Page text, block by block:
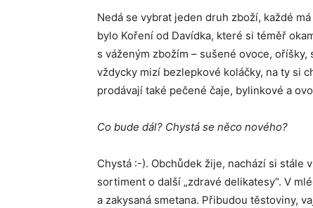
Nedá se vybrat jeden druh zboží, každé
bylo Koření od Davídka, které si téměř
s váženým zbožím – sušené ovoce,
vždycky mizí bezlepkové koláčky, na ty si
prodávají také pečené čaje, bylinkové a
Co bude dál? Chystá se něco nového?
Chystá :-). Obchůdek žije, nachází si
sortiment o další „zdravé delikatesy“. V
a zakysaná smetana. Přibudou těstoviny,